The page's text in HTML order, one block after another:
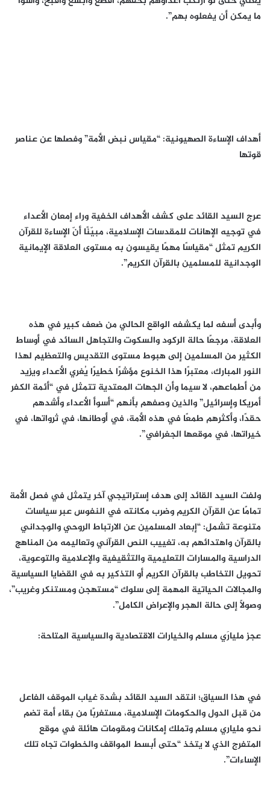
ما يمكن أن يفعلوه بهم”.
أهداف الإساءة الصهيونية: “مقياس نبض الأمة” وفصلها عن عناصر
قوتها
عرج السيد القائد على كشف الأهداف الخفية وراء إمعان الأعداء
في توجيه الإهانات للمقدسات الإسلامية، مبيّنًا أنّ الإساءة للقرآن
الكريم تمثل “مقياسًا مهمًا يقيسون به مستوى العلاقة الإيمانية
الوجدانية للمسلمين بالقرآن الكريم”.
وأبدى أسفه لما يكشفه الواقع الحالي من ضعف كبير في هذه
العلاقة، مرجعًا حالة الركود والسكوت والتجاهل السائد في أوساط
الكثير من المسلمين إلى هبوط مستوى التقديس والتعظيم لهذا
النور المبارك، معتبرًا هذا الخنوع مؤشرًا خطيرًا يُغري الأعداء ويزيد
من أطماعهم، لا سيما وأن الجهات المعتدية تتمثل في “أئمة الكفر
أمريكا وإسرائيل” والذين وصفهم بأنهم “أسوأ الأعداء وأشدهم
حقدًا، وأكثرهم طمعًا في هذه الأمة، في أوطانها، في ثرواتها، في
خيراتها، في موقعها الجغرافي”.
ولفت السيد القائد إلى هدف إستراتيجي آخر يتمثل في فصل الأمة
تمامًا عن القرآن الكريم وضرب مكانته في النفوس عبر سياسات
متنوعة تشمل: “إبعاد المسلمين عن الارتباط الروحي والوجداني
بالقرآن واهتدائهم به، تغييب النص القرآني وتعاليمه من المناهج
الدراسية والمسارات التعليمية والتثقيفية والإعلامية والتوعوية،
تحويل التخاطب بالقرآن الكريم أو التذكير به في القضايا السياسية
والمجالات الحياتية المهمة إلى سلوك “مستهجن ومستنكر وغريب”،
وصولاً إلى حالة الهجر والإعراض الكامل”.
عجز مليارَي مسلم والخيارات الاقتصادية والسياسية المتاحة:
في هذا السياق؛ انتقد السيد القائد بشدة غياب الموقف الفاعل
من قبل الدول والحكومات الإسلامية، مستغربًا من بقاء أمة تضم
نحو ملياري مسلم وتملك إمكانات ومقومات هائلة في موقع
المتفرج الذي لا يتخذ “حتى أبسط المواقف والخطوات تجاه تلك
الإساءات”.